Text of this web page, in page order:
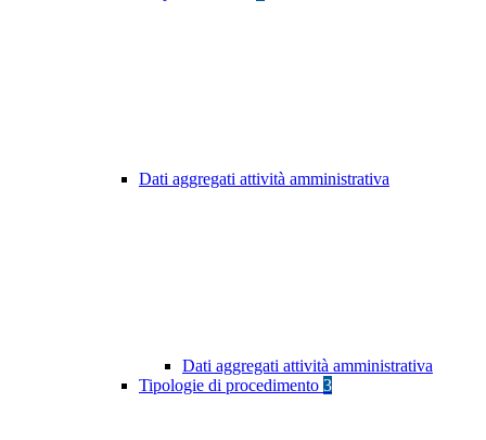
Dati aggregati attività amministrativa
Dati aggregati attività amministrativa
Tipologie di procedimento 3